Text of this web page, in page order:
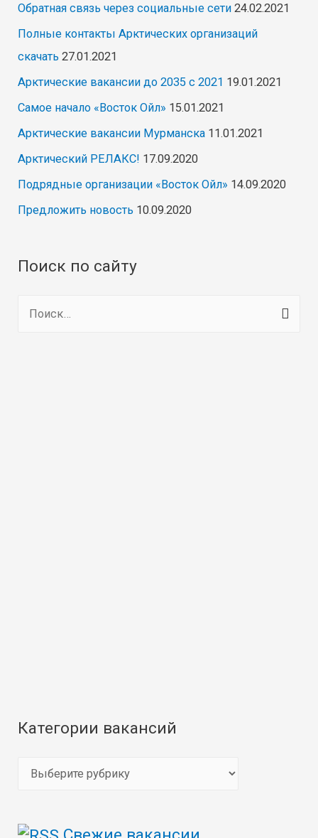
Обратная связь через социальные сети 24.02.2021
Полные контакты Арктических организаций
скачать 27.01.2021
Арктические вакансии до 2035 с 2021 19.01.2021
Самое начало «Восток Ойл» 15.01.2021
Арктические вакансии Мурманска 11.01.2021
Арктический РЕЛАКС! 17.09.2020
Подрядные организации «Восток Ойл» 14.09.2020
Предложить новость 10.09.2020
Поиск по сайту
Категории вакансий
е